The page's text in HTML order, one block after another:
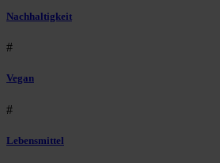
Nachhaltigkeit
#
Vegan
#
Lebensmittel